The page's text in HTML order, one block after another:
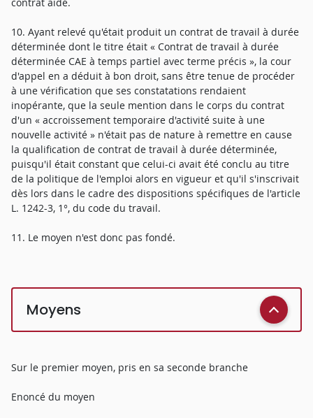
10. Ayant relevé qu'était produit un contrat de travail à durée
déterminée dont le titre était « Contrat de travail à durée
déterminée CAE à temps partiel avec terme précis », la cour
d'appel en a déduit à bon droit, sans être tenue de procéder
à une vérification que ses constatations rendaient
inopérante, que la seule mention dans le corps du contrat
d'un « accroissement temporaire d'activité suite à une
nouvelle activité » n'était pas de nature à remettre en cause
la qualification de contrat de travail à durée déterminée,
puisqu'il était constant que celui-ci avait été conclu au titre
de la politique de l'emploi alors en vigueur et qu'il s'inscrivait
dès lors dans le cadre des dispositions spécifiques de l'article
L. 1242-3, 1°, du code du travail.
11. Le moyen n'est donc pas fondé.
Moyens
Sur le premier moyen, pris en sa seconde branche
Enoncé du moyen